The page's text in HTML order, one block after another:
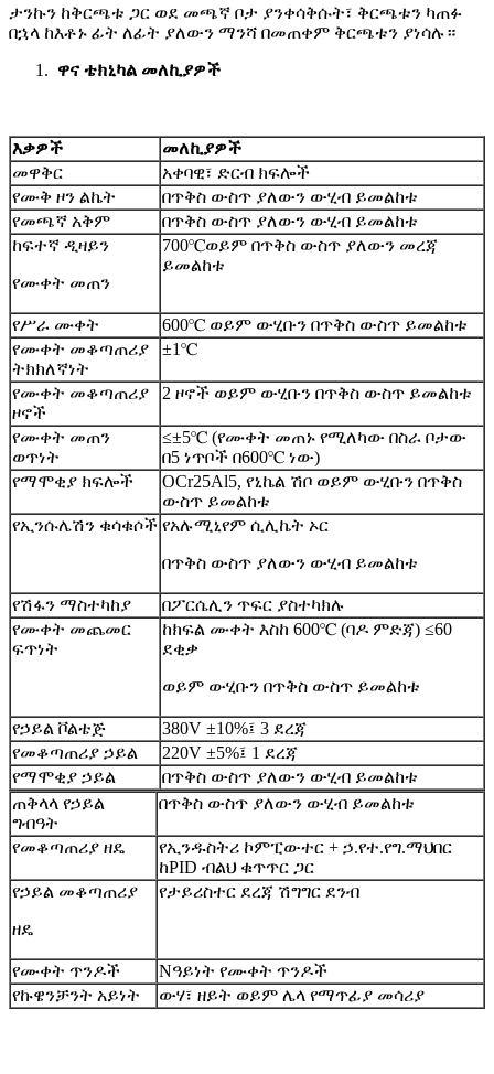
ታንኩን ከቅርጫቱ ጋር ወደ መጫኛ ቦታ ያንቀሳቅሱት፣ ቅርጫቱን ካጠፉ
በኋላ ከእቶኑ ፊት ለፊት ያለውን ማንሻ በመጠቀም ቅርጫቱን ያነሳሉ።
ዋና ቴክኒካል መለኪያዎች
እቃዎች
መለኪያዎች
መዋቅር
አቀባዊ፣ ድርብ ክፍሎች
የሙቅ ዞን ልኬት
በጥቅስ ውስጥ ያለውን ውሂብ ይመልከቱ
የመጫኛ አቅም
በጥቅስ ውስጥ ያለውን ውሂብ ይመልከቱ
ከፍተኛ ዲዛይን
የሙቀት መጠን
700℃ወይም በጥቅስ ውስጥ ያለውን መረጃ
ይመልከቱ
የሥራ ሙቀት
600℃ ወይም ውሂቡን በጥቅስ ውስጥ ይመልከቱ
የሙቀት መቆጣጠሪያ
ትክክለኛነት
±1℃
የሙቀት መቆጣጠሪያ
ዞኖች
2 ዞኖች ወይም ውሂቡን በጥቅስ ውስጥ ይመልከቱ
የሙቀት መጠን
ወጥነት
≤±5℃ (የሙቀት መጠኑ የሚለካው በስራ ቦታው
በ5 ነጥቦች በ600℃ ነው)
የማሞቂያ ክፍሎች
OCr25Al5, የኒኬል ሽቦ ወይም ውሂቡን በጥቅስ
ውስጥ ይመልከቱ
የኢንሱሌሽን ቁሳቁሶች የአሉሚኒየም ሲሊኬት ኦር
በጥቅስ ውስጥ ያለውን ውሂብ ይመልከቱ
የሽፋን ማስተካከያ
በፖርሴሊን ጥፍር ያስተካክሉ
የሙቀት መጨመር
ፍጥነት
ከክፍል ሙቀት እስከ 600℃ (ባዶ ምድጃ) ≤60
ደቂቃ
ወይም ውሂቡን በጥቅስ ውስጥ ይመልከቱ
የኃይል ቮልቴጅ
380V ±10%፤ 3 ደረጃ
የመቆጣጠሪያ ኃይል
220V ±5%፤ 1 ደረጃ
የማሞቂያ ኃይል
በጥቅስ ውስጥ ያለውን ውሂብ ይመልከቱ
ጠቅላላ የኃይል
ግብዓት
በጥቅስ ውስጥ ያለውን ውሂብ ይመልከቱ
የመቆጣጠሪያ ዘዴ
የኢንዱስትሪ ኮምፒውተር + ኃ.የተ.የግ.ማህበር
ከPID ብልህ ቁጥጥር ጋር
የኃይል መቆጣጠሪያ
ዘዴ
የታይሪስተር ደረጃ ሽግግር ደንብ
የሙቀት ጥንዶች Nዓይነት የሙቀት ጥንዶች
የኩዌንቻንት አይነት
ውሃ፣ ዘይት ወይም ሌላ የማጥፊያ መሳሪያ